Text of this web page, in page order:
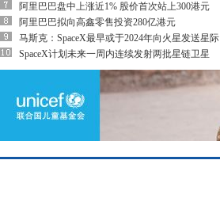
阿里巴巴盘中上涨近1% 股价首次站上300港元
阿里巴巴拟向高鑫零售投资280亿港元
马斯克：SpaceX最早或于2024年向火星发送星际
SpaceX计划未来一周内连续发射两批星链卫星